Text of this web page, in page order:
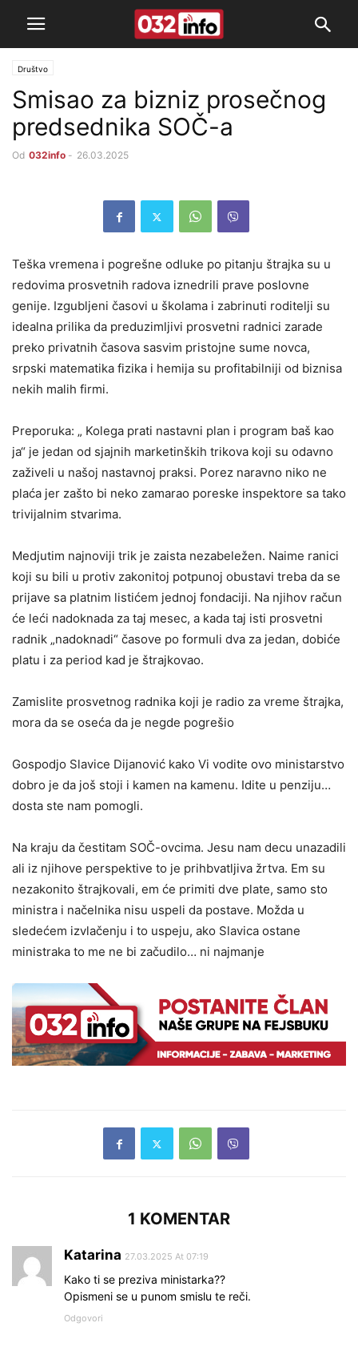
Društvo
Smisao za bizniz prosečnog
predsednika SOČ-a
Od 032info - 26.03.2025
Teška vremena i pogrešne odluke po pitanju štrajka su u
redovima prosvetnih radova iznedrili prave poslovne
genije. Izgubljeni časovi u školama i zabrinuti roditelji su
idealna prilika da preduzimljivi prosvetni radnici zarade
preko privatnih časova sasvim pristojne sume novca,
srpski matematika fizika i hemija su profitabilniji od biznisa
nekih malih firmi.
Preporuka: „ Kolega prati nastavni plan i program baš kao
ja“ je jedan od sjajnih marketinških trikova koji su odavno
zaživeli u našoj nastavnoj praksi. Porez naravno niko ne
plaća jer zašto bi neko zamarao poreske inspektore sa tako
trivijalnim stvarima.
Medjutim najnoviji trik je zaista nezabeležen. Naime ranici
koji su bili u protiv zakonitoj potpunoj obustavi treba da se
prijave sa platnim listićem jednoj fondaciji. Na njihov račun
će leći nadoknada za taj mesec, a kada taj isti prosvetni
radnik „nadoknadi“ časove po formuli dva za jedan, dobiće
platu i za period kad je štrajkovao.
Zamislite prosvetnog radnika koji je radio za vreme štrajka,
mora da se oseća da je negde pogrešio
Gospodjo Slavice Dijanović kako Vi vodite ovo ministarstvo
dobro je da još stoji i kamen na kamenu. Idite u penziju…
dosta ste nam pomogli.
Na kraju da čestitam SOČ-ovcima. Jesu nam decu unazadili
ali iz njihove perspektive to je prihbvatljiva žrtva. Em su
nezakonito štrajkovali, em će primiti dve plate, samo sto
ministra i načelnika nisu uspeli da postave. Možda u
sledećem izvlačenju i to uspeju, ako Slavica ostane
ministraka to me ne bi začudilo… ni najmanje
1 KOMENTAR
Katarina 27.03.2025 At 07:19
Kako ti se preziva ministarka??
Opismeni se u punom smislu te reči.
Odgovori